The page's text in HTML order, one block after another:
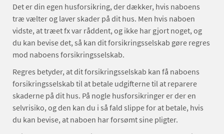
Det er din egen husforsikring, der dækker, hvis naboens
træ vælter og laver skader på dit hus. Men hvis naboen
vidste, at træet fx var råddent, og ikke har gjort noget, og
du kan bevise det, så kan dit forsikringsselskab gøre regres
mod naboens forsikringsselskab.
Regres betyder, at dit forsikringsselskab kan få naboens
forsikringsselskab til at betale udgifterne til at reparere
skaderne på dit hus. På nogle husforsikringer er der en
selvrisiko, og den kan du i så fald slippe for at betale, hvis
du kan bevise, at naboen har forsømt sine pligter.